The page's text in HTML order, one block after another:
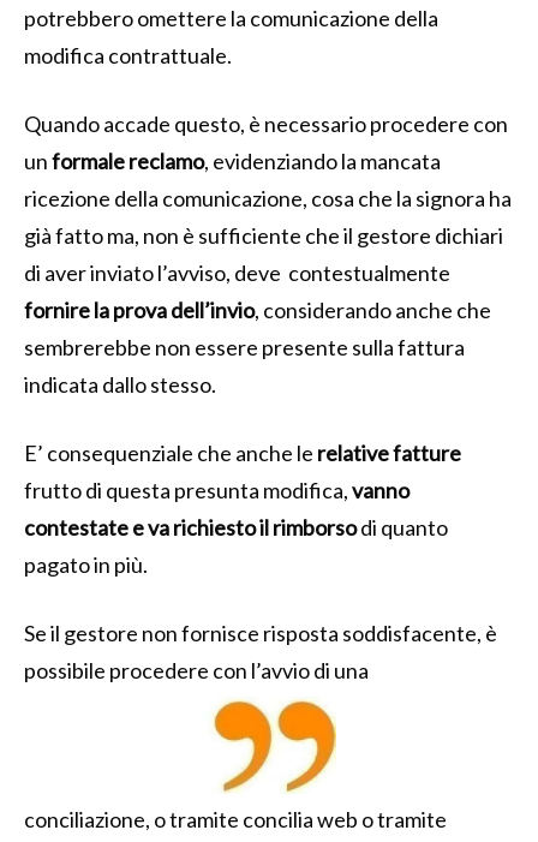
potrebbero omettere la comunicazione della
modifica contrattuale.
Quando accade questo, è necessario procedere con
unformale reclamo, evidenziando la mancata
ricezione della comunicazione, cosa che la signora ha
già fatto ma, non è sufficiente che il gestore dichiari
di aver inviato l’avviso, deve contestualmente
fornire la prova dell’invio, considerando anche che
sembrerebbe non essere presente sulla fattura
indicata dallo stesso.
E’ consequenziale che anche le relative fatture
frutto di questa presunta modifica,vanno
contestate e va richiesto il rimborsodi quanto
pagato in più.
Se il gestore non fornisce risposta soddisfacente, è
possibile procedere con l’avvio di una
conciliazione, o tramite concilia web o tramite